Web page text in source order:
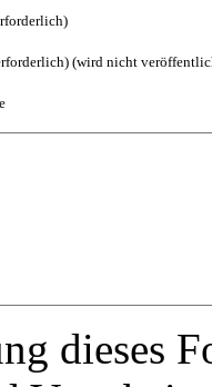
(wird nicht
dieses